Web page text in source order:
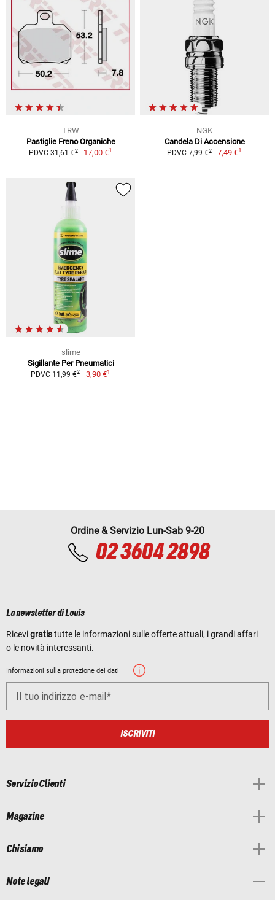
TRW
Pastiglie Freno Organiche
PDVC 31,61 €2 17,00 €1
NGK
Candela Di Accensione
PDVC 7,99 €2 7,49 €1
slime
Sigillante Per Pneumatici
PDVC 11,99 €2 3,90 €1
Ordine & Servizio Lun-Sab 9-20
02 3604 2898
La newsletter di Louis
Ricevigratistutte le informazioni sulle offerte attuali, i grandi affari
o le novità interessanti.
Informazioni sulla protezione dei dati
Il tuo indirizzo e-mail
ISCRIVITI
Servizio Clienti
Magazine
Chi siamo
Note legali